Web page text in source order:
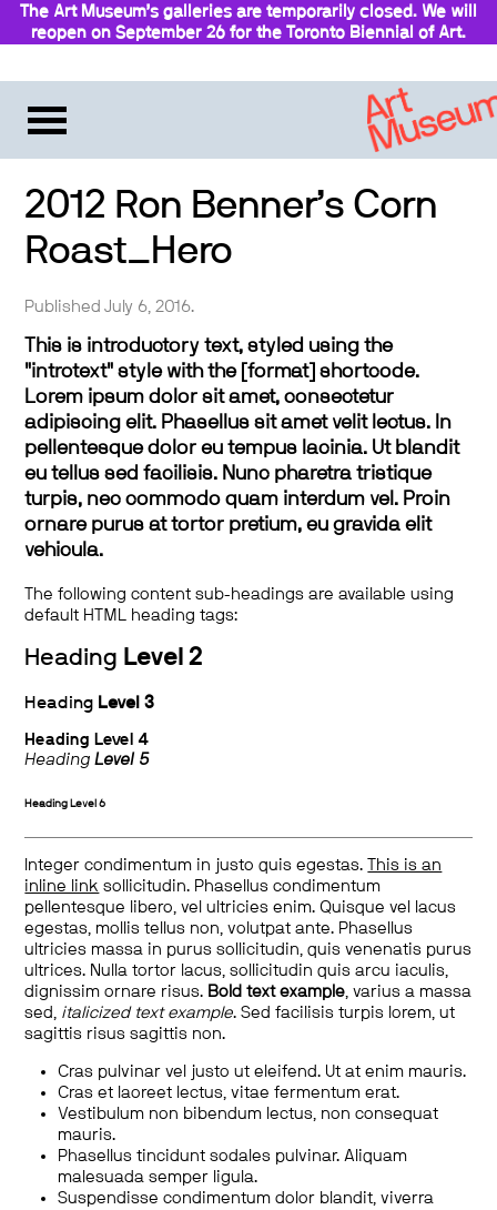
The Art Museum’s galleries are temporarily closed. We will
reopen on September 26 for the Toronto Biennial of Art.
2012 Ron Benner’s Corn
Roast_Hero
Published July 6, 2016.
This is introductory text, styled using the
"introtext" style with the [format] shortcode.
Lorem ipsum dolor sit amet, consectetur
adipiscing elit. Phasellus sit amet velit lectus. In
pellentesque dolor eu tempus lacinia. Ut blandit
eu tellus sed facilisis. Nunc pharetra tristique
turpis, nec commodo quam interdum vel. Proin
ornare purus at tortor pretium, eu gravida elit
vehicula.
The following content sub-headings are available using
default HTML heading tags:
Heading Level 2
Heading Level 3
Heading Level 4
HeadingLevel 5
Heading Level 6
Integer condimentum in justo quis egestas.
This is an
inline link sollicitudin. Phasellus condimentum
pellentesque libero, vel ultricies enim. Quisque vel lacus
egestas, mollis tellus non, volutpat ante. Phasellus
ultricies massa in purus sollicitudin, quis venenatis purus
ultrices. Nulla tortor lacus, sollicitudin quis arcu iaculis,
dignissim ornare risus. Bold text example, varius a massa
sed, italicized text example. Sed facilisis turpis lorem, ut
sagittis risus sagittis non.
Cras pulvinar vel justo ut eleifend. Ut at enim mauris.
Cras et laoreet lectus, vitae fermentum erat.
Vestibulum non bibendum lectus, non consequat
mauris.
Phasellus tincidunt sodales pulvinar. Aliquam
malesuada semper ligula.
Suspendisse condimentum dolor blandit, viverra